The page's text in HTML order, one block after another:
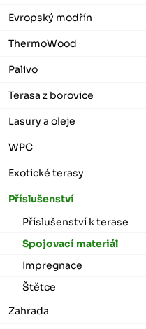
Evropský modřín
ThermoWood
Palivo
Terasa z borovice
Lasury a oleje
WPC
Exotické terasy
Příslušenství
Příslušenství k terase
Spojovací materiál
Impregnace
Štětce
Zahrada